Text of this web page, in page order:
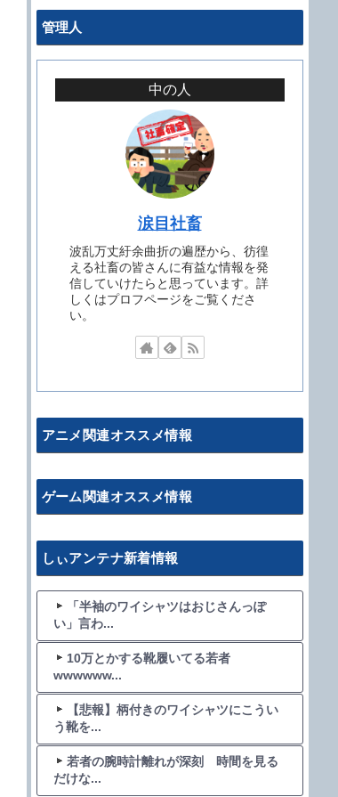
管理人
中の人
涙目社畜
波乱万丈紆余曲折の遍歴から、彷徨
える社畜の皆さんに有益な情報を発
信していけたらと思っています。詳
しくはプロフページをご覧くださ
い。
アニメ関連オススメ情報
ゲーム関連オススメ情報
しぃアンテナ新着情報
「半袖のワイシャツはおじさんっぽ
い」言わ...
10万とかする靴履いてる若者
wwwwww...
【悲報】柄付きのワイシャツにこうい
う靴を...
若者の腕時計離れが深刻 時間を見る
だけな...